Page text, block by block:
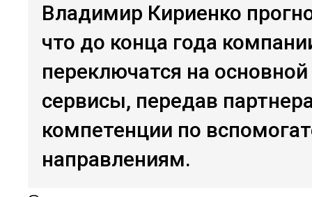
Владимир Кириенко
что до конца года
переключатся на основной
сервисы, передав
компетенции по
направлениям.